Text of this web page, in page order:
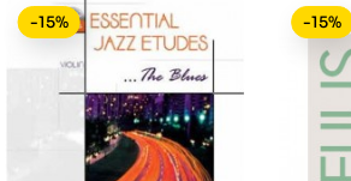
-15% -15%